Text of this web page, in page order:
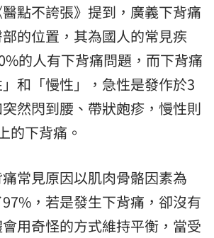
點不誇張》提到，廣義下背痛
的位置，其為國人的常見疾
的人有下背痛問題，而下背痛
和「慢性」，急性是發作於3
然閃到腰、帶狀皰疹，慢性則
的下背痛。
常見原因以肌肉骨骼因素為
，若是發生下背痛，卻沒有
用奇怪的方式維持平衡，當受